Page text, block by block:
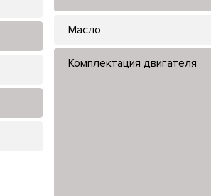
Масло
Комплектация двигателя